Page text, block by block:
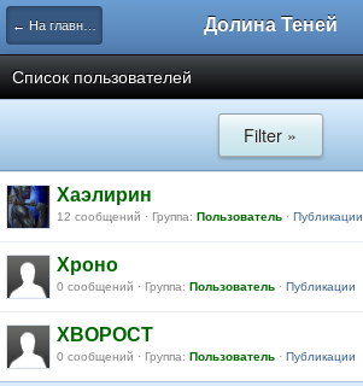
← На главную Долина Теней
Список пользователей
Filter »
Хаэлирин
12 сообщений · Группа: Пользователь · Публикации
Хроно
0 сообщений · Группа: Пользователь · Публикации
ХВОРОСТ
0 сообщений · Группа: Пользователь · Публикации